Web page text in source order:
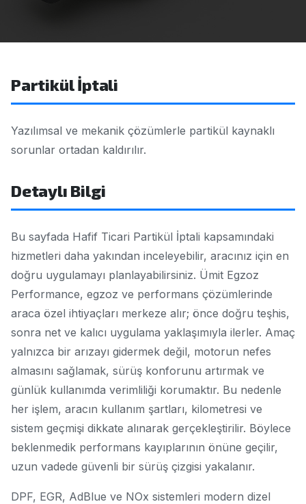
Partikül İptali
Yazılımsal ve mekanik çözümlerle partikül kaynaklı
sorunlar ortadan kaldırılır.
Detaylı Bilgi
Bu sayfada Hafif Ticari Partikül İptali kapsamındaki
hizmetleri daha yakından inceleyebilir, aracınız için en
doğru uygulamayı planlayabilirsiniz. Ümit Egzoz
Performance, egzoz ve performans çözümlerinde
araca özel ihtiyaçları merkeze alır; önce doğru teşhis,
sonra net ve kalıcı uygulama yaklaşımıyla ilerler. Amaç
yalnızca bir arızayı gidermek değil, motorun nefes
almasını sağlamak, sürüş konforunu artırmak ve
günlük kullanımda verimliliği korumaktır. Bu nedenle
her işlem, aracın kullanım şartları, kilometresi ve
sistem geçmişi dikkate alınarak gerçekleştirilir. Böylece
beklenmedik performans kayıplarının önüne geçilir,
uzun vadede güvenli bir sürüş çizgisi yakalanır.
DPF, EGR, AdBlue ve NOx sistemleri modern dizel